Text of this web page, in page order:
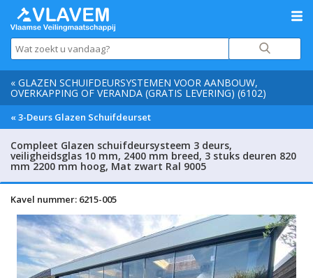
« GLAZEN SCHUIFDEURSYSTEMEN VOOR AANBOUW,
OVERKAPPING OF VERANDA (GRATIS LEVERING) (6102)
« 3-Deurs Glazen Schuifdeurset
Compleet Glazen schuifdeursysteem 3 deurs,
veiligheidsglas 10 mm, 2400 mm breed, 3 stuks deuren 820
mm 2200 mm hoog, Mat zwart Ral 9005
Kavel nummer: 6215-005